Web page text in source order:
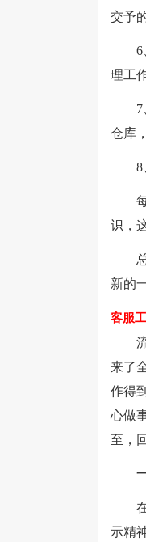
交予
6、
理工
7、
仓库
8、
每
识，
总
新的
客服
流
来了
作得
心做
至，
一
在
示精